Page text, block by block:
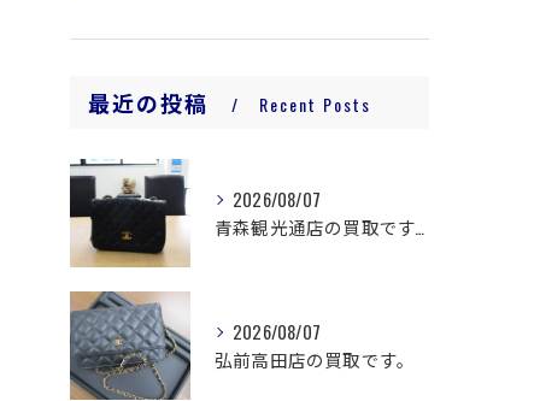
最近の投稿 Recent Posts
2026/08/07
青森観光通店の買取です。
2026/08/07
弘前高田店の買取です。